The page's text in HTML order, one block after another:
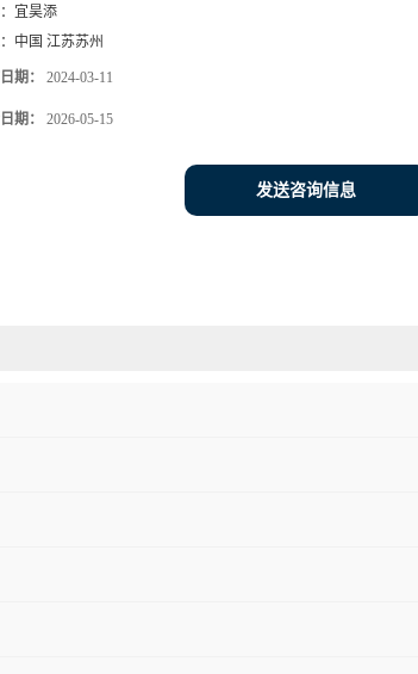
宜昊添
中国 江苏苏州
期： 2024-03-11
期： 2026-05-15
发送咨询信息